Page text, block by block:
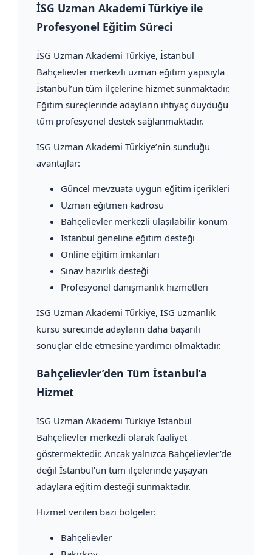
İSG Uzman Akademi Türkiye ile
Profesyonel Eğitim Süreci
İSG Uzman Akademi Türkiye, İstanbul
Bahçelievler merkezli uzman eğitim yapısıyla
İstanbul’un tüm ilçelerine hizmet sunmaktadır.
Eğitim süreçlerinde adayların ihtiyaç duyduğu
tüm profesyonel destek sağlanmaktadır.
İSG Uzman Akademi Türkiye’nin sunduğu
avantajlar:
Güncel mevzuata uygun eğitim içerikleri
Uzman eğitmen kadrosu
Bahçelievler merkezli ulaşılabilir konum
İstanbul geneline eğitim desteği
Online eğitim imkanları
Sınav hazırlık desteği
Profesyonel danışmanlık hizmetleri
İSG Uzman Akademi Türkiye, İSG uzmanlık
kursu sürecinde adayların daha başarılı
sonuçlar elde etmesine yardımcı olmaktadır.
Bahçelievler’den Tüm İstanbul’a
Hizmet
İSG Uzman Akademi Türkiye İstanbul
Bahçelievler merkezli olarak faaliyet
göstermektedir. Ancak yalnızca Bahçelievler’de
değil İstanbul’un tüm ilçelerinde yaşayan
adaylara eğitim desteği sunmaktadır.
Hizmet verilen bazı bölgeler:
Bahçelievler